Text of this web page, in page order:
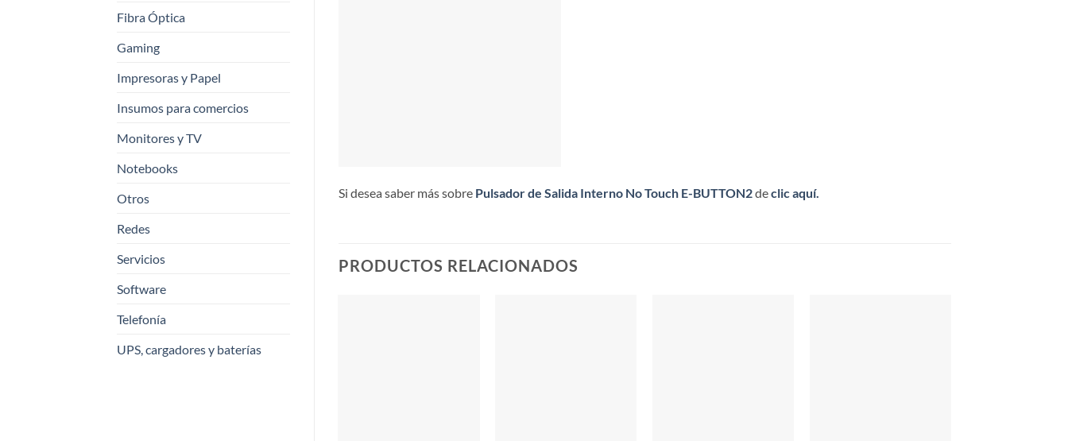
Fibra Óptica
Gaming
Impresoras y Papel
Insumos para comercios
Monitores y TV
Notebooks
Otros
Redes
Servicios
Software
Telefonía
UPS, cargadores y baterías
Si desea saber más sobre Pulsador de Salida Interno No Touch E-BUTTON2declic aquí.
PRODUCTOS RELACIONADOS